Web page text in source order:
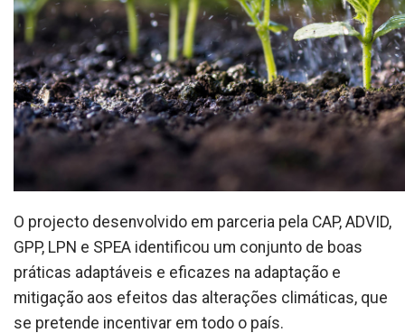
O projecto desenvolvido em parceria pela CAP, ADVID,
GPP, LPN e SPEA identificou um conjunto de boas
práticas adaptáveis e eficazes na adaptação e
mitigação aos efeitos das alterações climáticas, que
se pretende incentivar em todo o país.